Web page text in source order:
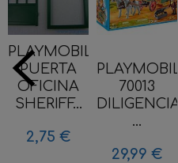
PLAYMOBIL
PUERTA
OFICINA
SHERIFF...
2,75 €
PLAYMOBIL
70013
DILIGENCIA
...
29,99 €